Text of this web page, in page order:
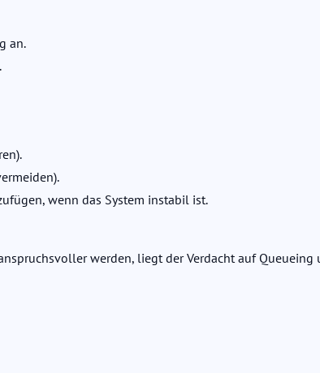
an.
wenn das System instabil ist.
werden, liegt der Verdacht auf